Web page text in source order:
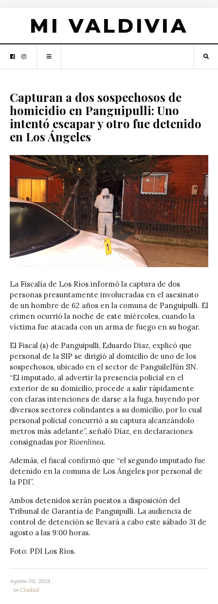
MI VALDIVIA
Capturan a dos sospechosos de
homicidio en Panguipulli: Uno
intentó escapar y otro fue detenido
en Los Ángeles
La Fiscalía de Los Ríos informó la captura de dos
personas presuntamente involucradas en el asesinato
de un hombre de 62 años en la comuna de Panguipulli. El
crimen ocurrió la noche de este miércoles, cuando la
víctima fue atacada con un arma de fuego en su hogar.
El Fiscal (s) de Panguipulli, Eduardo Díaz, explicó que
personal de la SIP se dirigió al domicilio de uno de los
sospechosos, ubicado en el sector de Panguilelfún SN.
“El imputado, al advertir la presencia policial en el
exterior de su domicilio, procede a salir rápidamente
con claras intenciones de darse a la fuga, huyendo por
diversos sectores colindantes a su domicilio, por lo cual
personal policial concurrió a su captura alcanzándolo
metros más adelante”, señaló Díaz, en declaraciones
consignadas por Rioenlínea.
Además, el fiscal confirmó que “el segundo imputado fue
detenido en la comuna de Los Ángeles por personal de
la PDI”.
Ambos detenidos serán puestos a disposición del
Tribunal de Garantía de Panguipulli. La audiencia de
control de detención se llevará a cabo este sábado 31 de
agosto a las 9:00 horas.
Foto: PDI Los Ríos.
Agosto 30, 2024
in Ciudad